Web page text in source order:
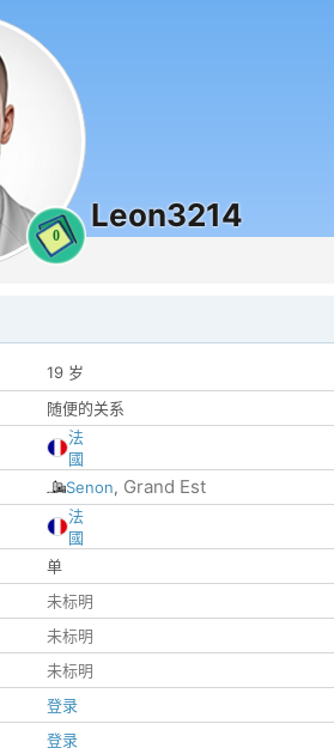
0
Leon3214
19 岁
随便的关系
法
國
Senon, Grand Est
法
國
单
未标明
未标明
未标明
登录
登录